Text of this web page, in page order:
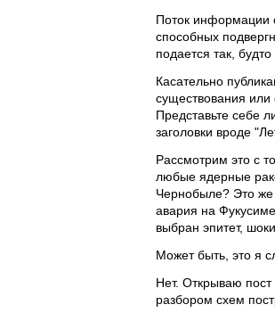
Поток информации
способных
подается так,
Касательно
существования или
Представьте себе
заголовки вроде
Рассмотрим это с
любые ядерные
Чернобыле? Это
авария на
выбран эпитет,
Может быть, это я
Нет. Открываю
разбором схем